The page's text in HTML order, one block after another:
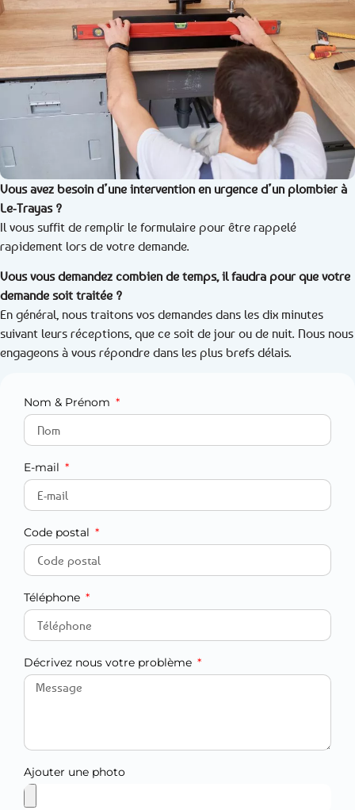
Vous avez besoin d’une intervention en urgence d’un plombier à
Le-Trayas ?
Il vous suffit de remplir le formulaire pour être rappelé
rapidement lors de votre demande.
Vous vous demandez combien de temps, il faudra pour que votre
demande soit traitée ?
En général, nous traitons vos demandes dans les dix minutes
suivant leurs réceptions, que ce soit de jour ou de nuit. Nous nous
engageons à vous répondre dans les plus brefs délais.
Nom & Prénom
E-mail
Code postal
Téléphone
Décrivez nous votre problème
Ajouter une photo